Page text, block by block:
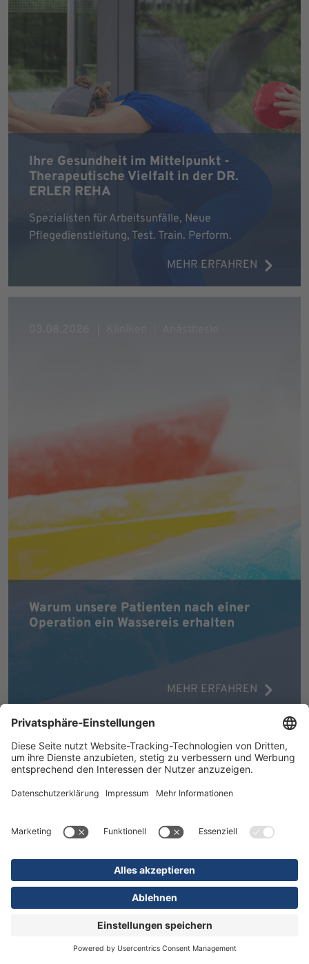
Ihre Gesundheit im Mittelpunkt -
Therapeutische Vielfalt in der DR.
ERLER REHA
Spezialisten für Arbeitsunfälle, Neue
Pflegedienstleitung, Test. Train. Perform.
MEHR ERFAHREN
Warum unsere Patienten nach einer
Operation ein Wassereis erhalten
MEHR ERFAHREN
16.07.2026 Kliniken Orthopädie